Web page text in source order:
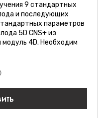
9 стандартных
и последующих
параметров
5D CNS+ из
4D. Необходим